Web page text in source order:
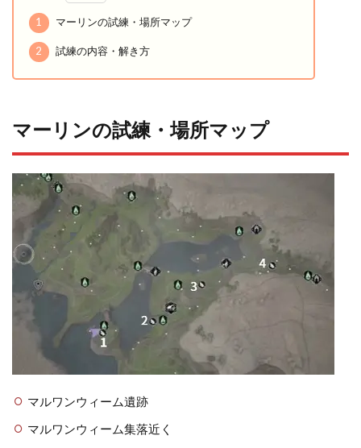
1 マーリンの試練・場所マップ
2 試練の内容・解き方
マーリンの試練・場所マップ
マルワンウィーム遺跡
マルワンウィーム集落近く